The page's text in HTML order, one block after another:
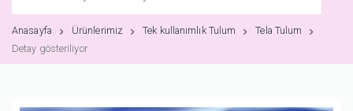
Anasayfa Ürünlerimiz Tek kullanımlık Tulum
Tela Tulum
Detay gösteriliyor